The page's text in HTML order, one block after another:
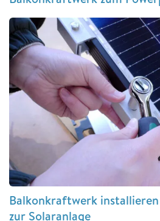
Balkonkraftwerk
zur Solaranlage